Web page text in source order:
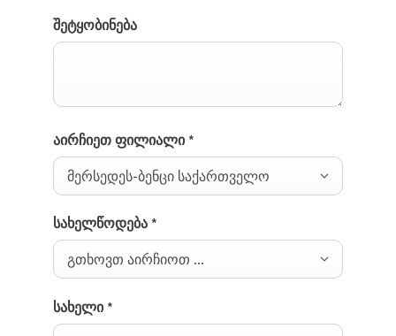
შეტყობინება
აირჩიეთ ფილიალი*
მერსედეს-ბენცი საქართველო
სახელწოდება *
გთხოვთ აირჩიოთ ...
სახელი*